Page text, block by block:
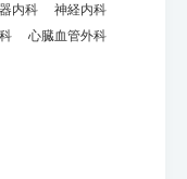
内科
神経内科
心臓血管外科